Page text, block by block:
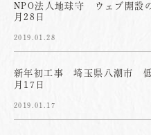
NPO法人地球守 ウェブ開設
月28日
2019.01.28
新年初工事 埼玉県八潮市
月17日
2019.01.17